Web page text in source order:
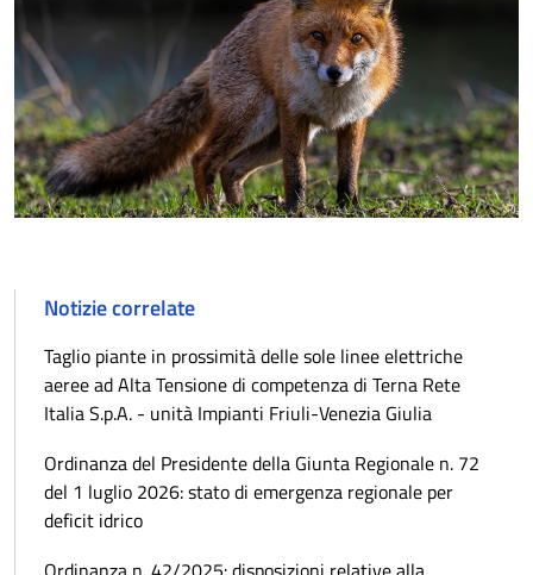
Notizie correlate
Taglio piante in prossimità delle sole linee elettriche
aeree ad Alta Tensione di competenza di Terna Rete
Italia S.p.A. - unità Impianti Friuli-Venezia Giulia
Ordinanza del Presidente della Giunta Regionale n. 72
del 1 luglio 2026: stato di emergenza regionale per
deficit idrico